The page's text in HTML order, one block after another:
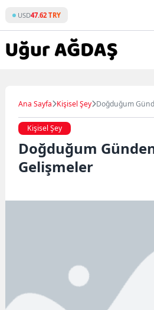
content
USD47.62 TRY
Ana Sayfa Kişisel Şey Doğduğum
Kişisel Şey
Doğduğum
Gelişmeler